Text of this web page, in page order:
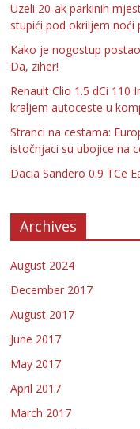
Uzeli 20-ak parkinih
stupići pod okriljem noći
Kako je nogostup
Da, ziher!
Renault Clio 1.5 dCi 110
kraljem autoceste u
Stranci na cestama:
istočnjaci su ubojice na
Dacia Sandero 0.9 TCe
Archives
August 2024
December 2017
August 2017
June 2017
May 2017
April 2017
March 2017